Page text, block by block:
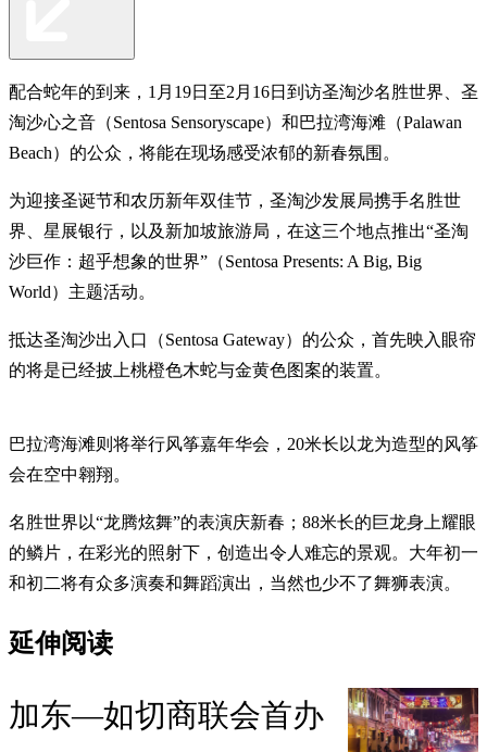
配合蛇年的到来，1月19日至2月16日到访圣淘沙名胜世界、圣
淘沙心之音（Sentosa Sensoryscape）和巴拉湾海滩（Palawan
Beach）的公众，将能在现场感受浓郁的新春氛围。
为迎接圣诞节和农历新年双佳节，圣淘沙发展局携手名胜世
界、星展银行，以及新加坡旅游局，在这三个地点推出“圣淘
沙巨作：超乎想象的世界”（Sentosa Presents: A Big, Big
World）主题活动。
抵达圣淘沙出入口（Sentosa Gateway）的公众，首先映入眼帘
的将是已经披上桃橙色木蛇与金黄色图案的装置。
巴拉湾海滩则将举行风筝嘉年华会，20米长以龙为造型的风筝
会在空中翱翔。
名胜世界以“龙腾炫舞”的表演庆新春；88米长的巨龙身上耀眼
的鳞片，在彩光的照射下，创造出令人难忘的景观。大年初一
和初二将有众多演奏和舞蹈演出，当然也少不了舞狮表演。
延伸阅读
加东—如切商联会首办